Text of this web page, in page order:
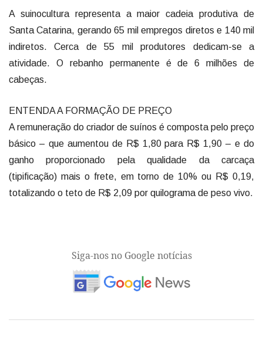
A suinocultura representa a maior cadeia produtiva de
Santa Catarina, gerando 65 mil empregos diretos e 140 mil
indiretos. Cerca de 55 mil produtores dedicam-se a
atividade. O rebanho permanente é de 6 milhões de
cabeças.
ENTENDA A FORMAÇÃO DE PREÇO
A remuneração do criador de suínos é composta pelo preço
básico – que aumentou de R$ 1,80 para R$ 1,90 – e do
ganho proporcionado pela qualidade da carcaça
(tipificação) mais o frete, em torno de 10% ou R$ 0,19,
totalizando o teto de R$ 2,09 por quilograma de peso vivo.
Siga-nos no Google notícias